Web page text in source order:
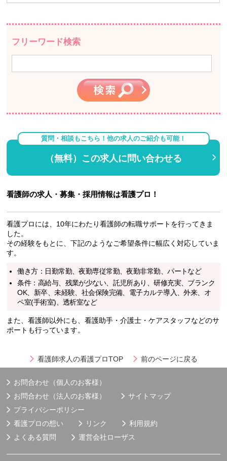
フリーワード検索
質問・相談もこちら！他の求人のご紹介も可能！
（無料）この求人に問い合わせる
看護師の求人・募集・採用情報は看護プロ！
看護プロには、10年にわたり看護師の転職サポートを行ってきま
した。
その経験をもとに、下記のようなご希望条件に幅広く対応していま
す。
働き方：日勤常勤、夜勤専従常勤、夜勤非常勤、パートなど
条件：高給与、残業が少ない、託児所あり、研修充実、ブランク
OK、新卒、未経験、社会保険完備、電子カルテ導入、外来、オ
ペ室(手術室)、透析室など
また、看護師以外にも、看護助手・介護士・ケアスタッフなどのサ
ポートも行っています。
看護師求人の看護プロTOP 前のページに戻る
お問合わせ（個人のお客様）
お問合わせ（法人のお客様）
サイトマップ
プライバシーポリシー
看護プロの想い
リンク
利用規約
よくある質問
運営会社ローザス